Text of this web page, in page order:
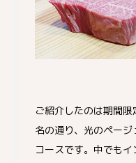
ご紹介したのは期間
名の通り、光のペー
コースです。中でも